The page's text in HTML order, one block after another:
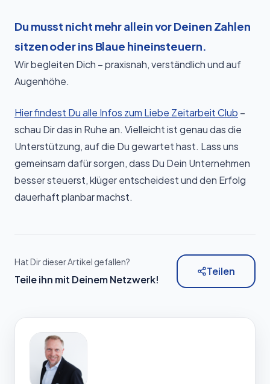
Du musst nicht mehr allein vor Deinen Zahlen
sitzen oder ins Blaue hineinsteuern.
Wir begleiten Dich – praxisnah, verständlich und auf
Augenhöhe.
Hier findest Du alle Infos zum Liebe Zeitarbeit Club –
schau Dir das in Ruhe an. Vielleicht ist genau das die
Unterstützung, auf die Du gewartet hast. Lass uns
gemeinsam dafür sorgen, dass Du Dein Unternehmen
besser steuerst, klüger entscheidest und den Erfolg
dauerhaft planbar machst.
Hat Dir dieser Artikel gefallen?
Teile ihn mit Deinem Netzwerk!
Teilen